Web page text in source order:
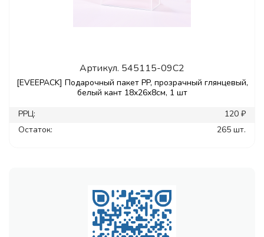
Артикул. 545115-09C2
[EVEEPACK] Подарочный пакет PP, прозрачный глянцевый,
белый кант 18x26x8см, 1 шт
РРЦ:
120 ₽
Остаток:
265 шт.